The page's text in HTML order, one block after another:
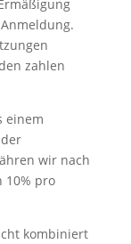
zahlen
einem
wir nach
10% pro
kombiniert